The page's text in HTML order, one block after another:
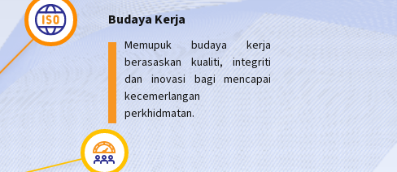
Budaya Kerja
Memupuk budaya kerja
berasaskan kualiti, integriti
dan inovasi bagi mencapai
kecemerlangan
perkhidmatan.